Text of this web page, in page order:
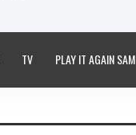
TV PLAY IT AGAIN SAM